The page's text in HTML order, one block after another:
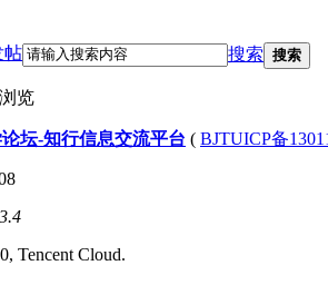
搜索 搜索
览
坛-知行信息交流平台 ( BJTUICP备
Tencent Cloud.